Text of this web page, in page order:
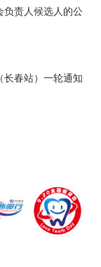
负责人候选人的公
长春站）一轮通知